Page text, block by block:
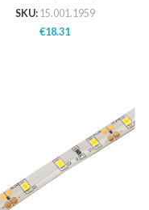
SKU: 15.001.1959
€18.31